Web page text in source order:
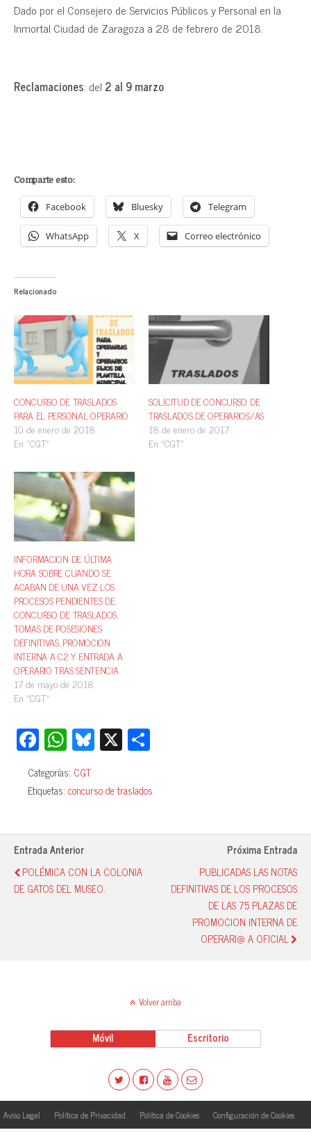
Dado por el Consejero de Servicios Públicos y Personal en la
Inmortal Ciudad de Zaragoza a 28 de febrero de 2018.
Reclamaciones: del 2 al 9 marzo
Comparte esto:
Facebook Bluesky Telegram
WhatsApp X Correo electrónico
Relacionado
CONCURSO DE TRASLADOS
PARA EL PERSONAL OPERARIO
10 de enero de 2018
En «CGT»
SOLICITUD DE CONCURSO DE
TRASLADOS DE OPERARIOS/AS
18 de enero de 2017
En «CGT»
INFORMACION DE ÚLTIMA
HORA SOBRE CUANDO SE
ACABAN DE UNA VEZ LOS
PROCESOS PENDIENTES DE:
CONCURSO DE TRASLADOS,
TOMAS DE POSESIONES
DEFINITIVAS, PROMOCION
INTERNA A C2 Y ENTRADA A
OPERARIO TRAS SENTENCIA
17 de mayo de 2018
En «CGT»
Fa
ce
bo
ok
W
ha
ts
A
pp
Bl
ue
sk
y
X
m
pa
rti
Categorías: CGT
Etiquetas: concurso de traslados
Entrada Anterior
POLÉMICA CON LA COLONIA
DE GATOS DEL MUSEO.
Próxima Entrada
PUBLICADAS LAS NOTAS
DEFINITIVAS DE LOS PROCESOS
DE LAS 75 PLAZAS DE
PROMOCION INTERNA DE
OPERARI@ A OFICIAL
Volver arriba
Móvil Escritorio
Aviso Legal Política de Privacidad Política de Cookies Configuración de Cookies